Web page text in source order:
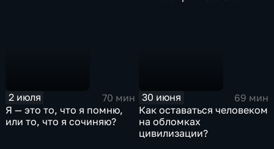
2 июля
70 мин
Я — это то, что я помню,
или то, что я сочиняю?
30 июня
69 мин
Как оставаться человеком
на обломках
цивилизации?